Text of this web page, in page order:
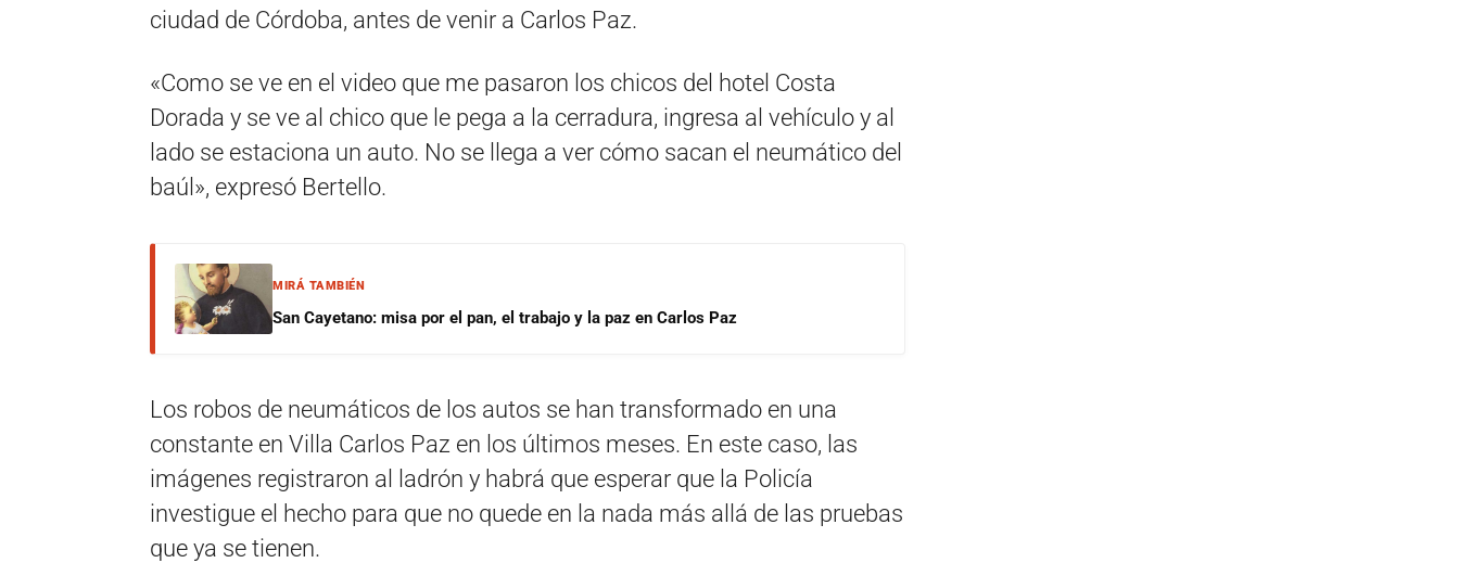
ciudad de Córdoba, antes de venir a Carlos Paz.
«Como se ve en el video que me pasaron los chicos del hotel Costa
Dorada y se ve al chico que le pega a la cerradura, ingresa al vehículo y al
lado se estaciona un auto. No se llega a ver cómo sacan el neumático del
baúl», expresó Bertello.
MIRÁ TAMBIÉN
San Cayetano: misa por el pan, el trabajo y la paz en Carlos Paz
Los robos de neumáticos de los autos se han transformado en una
constante en Villa Carlos Paz en los últimos meses. En este caso, las
imágenes registraron al ladrón y habrá que esperar que la Policía
investigue el hecho para que no quede en la nada más allá de las pruebas
que ya se tienen.